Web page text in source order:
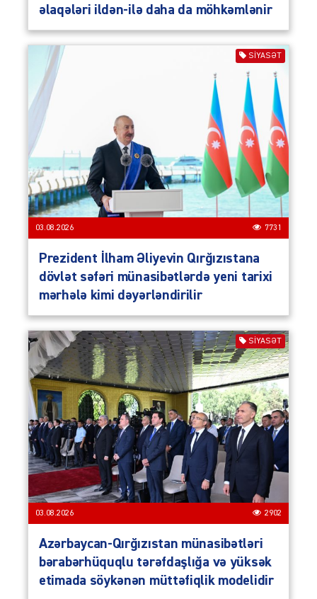
əlaqələri ildən-ilə daha da möhkəmlənir
SIYASƏT
03.08.2026 7731
Prezident İlham Əliyevin Qırğızıstana
dövlət səfəri münasibətlərdə yeni tarixi
mərhələ kimi dəyərləndirilir
SIYASƏT
03.08.2026 2902
Azərbaycan-Qırğızıstan münasibətləri
bərabərhüquqlu tərəfdaşlığa və yüksək
etimada söykənən müttəfiqlik modelidir